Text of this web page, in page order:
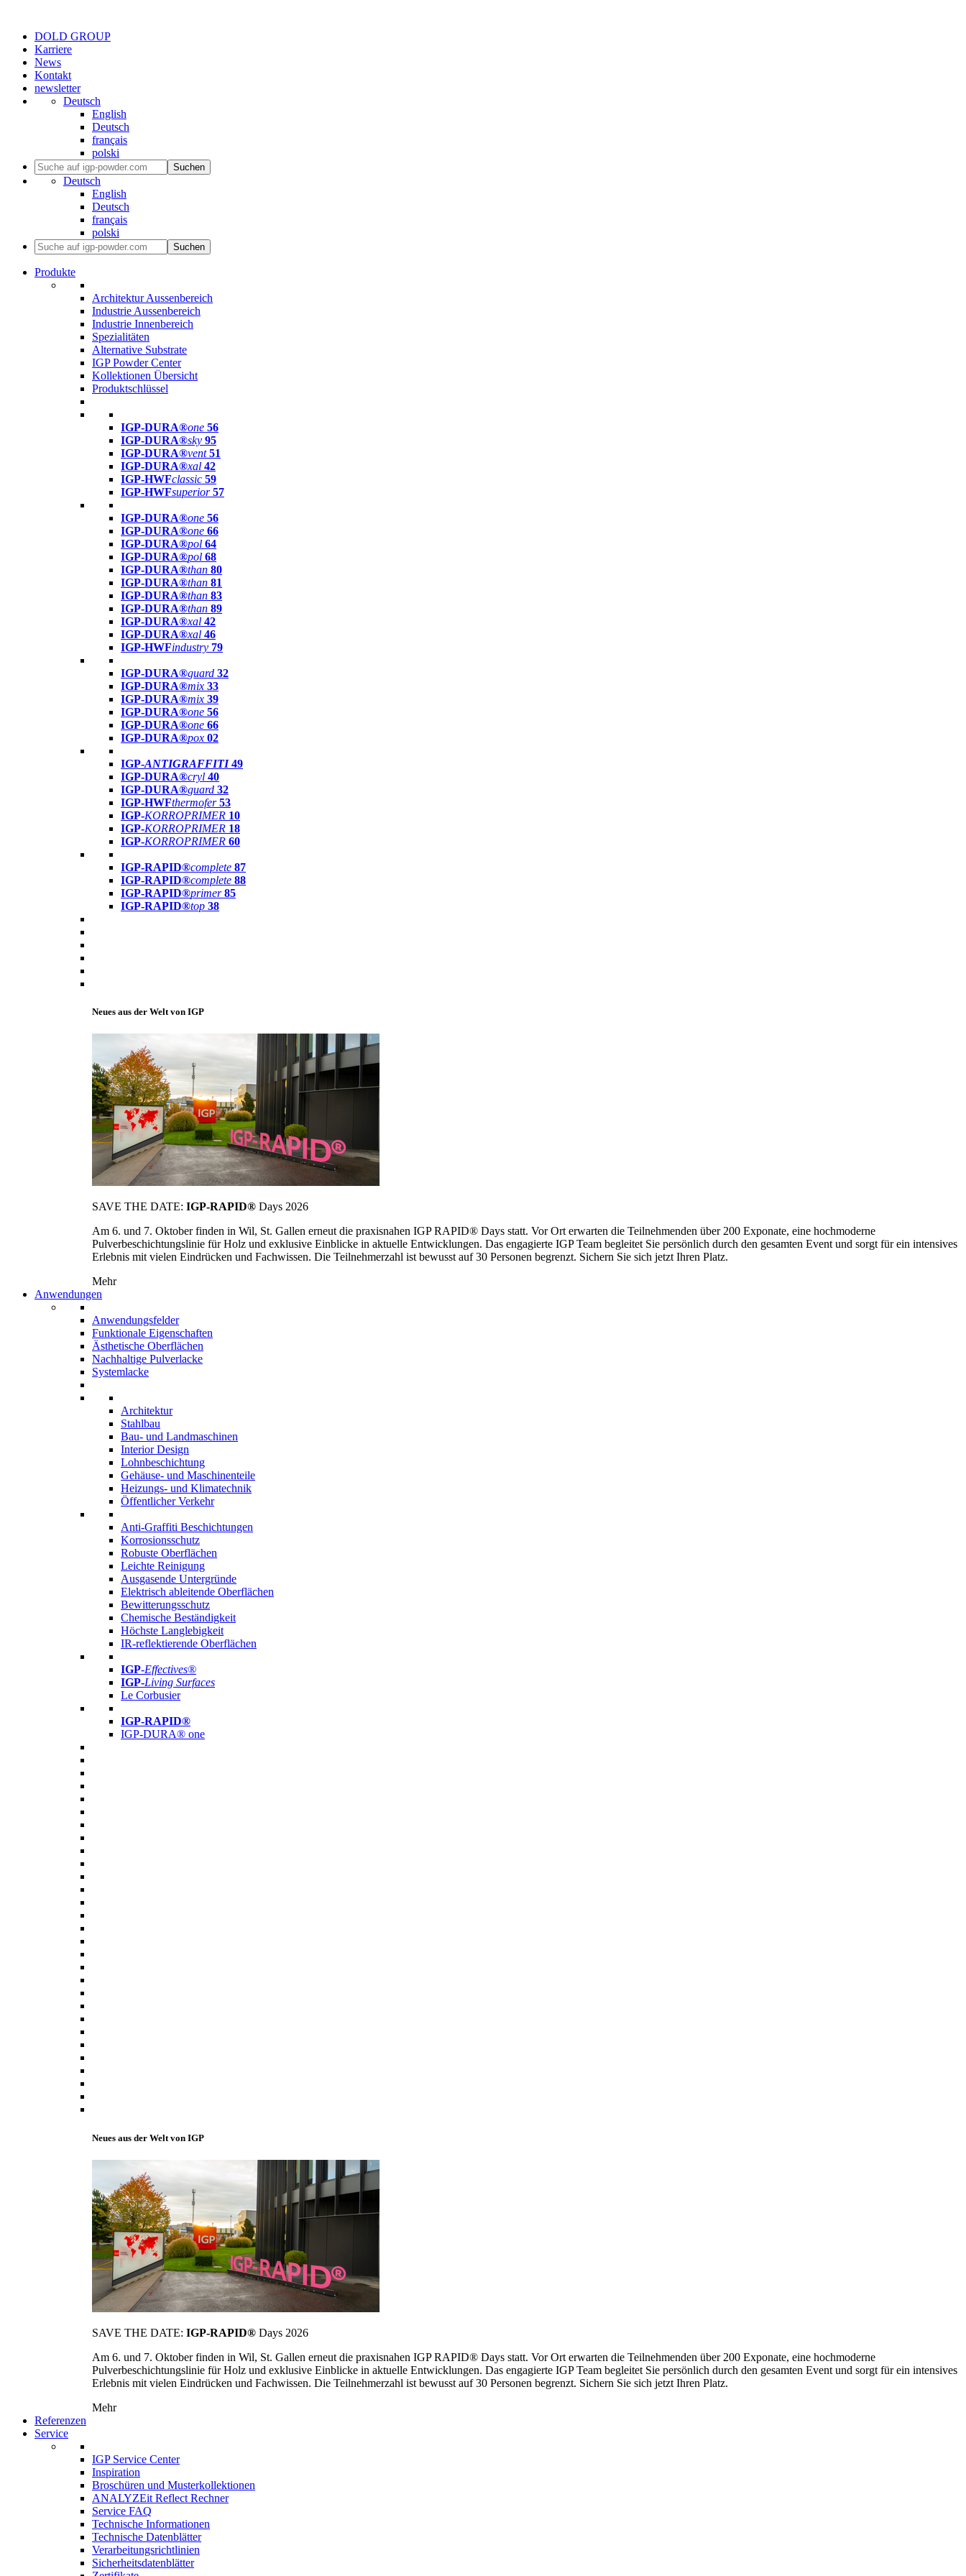
DOLD GROUP
Karriere
News
Kontakt
newsletter
Deutsch
English
Deutsch
français
polski
Suchen
Deutsch
English
Deutsch
français
polski
Suchen
Produkte
Architektur Aussenbereich
Industrie Aussenbereich
Industrie Innenbereich
Spezialitäten
Alternative Substrate
IGP Powder Center
Kollektionen Übersicht
Produktschlüssel
IGP-DURA®one 56
IGP-DURA®sky 95
IGP-DURA®vent 51
IGP-DURA®xal 42
IGP-HWFclassic 59
IGP-HWFsuperior 57
IGP-DURA®one 56
IGP-DURA®one 66
IGP-DURA®pol 64
IGP-DURA®pol 68
IGP-DURA®than 80
IGP-DURA®than 81
IGP-DURA®than 83
IGP-DURA®than 89
IGP-DURA®xal 42
IGP-DURA®xal 46
IGP-HWFindustry 79
IGP-DURA®guard 32
IGP-DURA®mix 33
IGP-DURA®mix 39
IGP-DURA®one 56
IGP-DURA®one 66
IGP-DURA®pox 02
IGP-ANTIGRAFFITI49
IGP-DURA®cryl 40
IGP-DURA®guard 32
IGP-HWFthermofer 53
IGP-KORROPRIMER 10
IGP-KORROPRIMER 18
IGP-KORROPRIMER 60
IGP-RAPID®complete 87
IGP-RAPID®complete 88
IGP-RAPID®primer 85
IGP-RAPID®top 38
Neues aus der Welt von IGP
SAVE THE DATE: IGP-RAPID® Days 2026
Am 6. und 7. Oktober finden in Wil, St. Gallen erneut die praxisnahen IGP RAPID® Days statt. Vor Ort erwarten die Teilnehmenden über 200 Exponate, eine hochmoderne
Pulverbeschichtungslinie für Holz und exklusive Einblicke in aktuelle Entwicklungen. Das engagierte IGP Team begleitet Sie persönlich durch den gesamten Event und sorgt für ein intensives
Erlebnis mit vielen Eindrücken und Fachwissen. Die Teilnehmerzahl ist bewusst auf 30 Personen begrenzt. Sichern Sie sich jetzt Ihren Platz.
Mehr
Anwendungen
Anwendungsfelder
Funktionale Eigenschaften
Ästhetische Oberflächen
Nachhaltige Pulverlacke
Systemlacke
Architektur
Stahlbau
Bau- und Landmaschinen
Interior Design
Lohnbeschichtung
Gehäuse- und Maschinenteile
Heizungs- und Klimatechnik
Öffentlicher Verkehr
Anti-Graffiti Beschichtungen
Korrosionsschutz
Robuste Oberflächen
Leichte Reinigung
Ausgasende Untergründe
Elektrisch ableitende Oberflächen
Bewitterungsschutz
Chemische Beständigkeit
Höchste Langlebigkeit
IR-reflektierende Oberflächen
IGP-Effectives®
IGP-Living Surfaces
Le Corbusier
IGP-RAPID®
IGP-DURA® one
Neues aus der Welt von IGP
SAVE THE DATE: IGP-RAPID® Days 2026
Am 6. und 7. Oktober finden in Wil, St. Gallen erneut die praxisnahen IGP RAPID® Days statt. Vor Ort erwarten die Teilnehmenden über 200 Exponate, eine hochmoderne
Pulverbeschichtungslinie für Holz und exklusive Einblicke in aktuelle Entwicklungen. Das engagierte IGP Team begleitet Sie persönlich durch den gesamten Event und sorgt für ein intensives
Erlebnis mit vielen Eindrücken und Fachwissen. Die Teilnehmerzahl ist bewusst auf 30 Personen begrenzt. Sichern Sie sich jetzt Ihren Platz.
Mehr
Referenzen
Service
IGP Service Center
Inspiration
Broschüren und Musterkollektionen
ANALYZEit Reflect Rechner
Service FAQ
Technische Informationen
Technische Datenblätter
Verarbeitungsrichtlinien
Sicherheitsdatenblätter